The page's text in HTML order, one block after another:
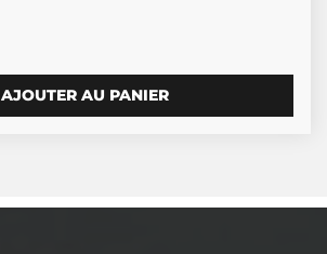
AJOUTER AU PANIER